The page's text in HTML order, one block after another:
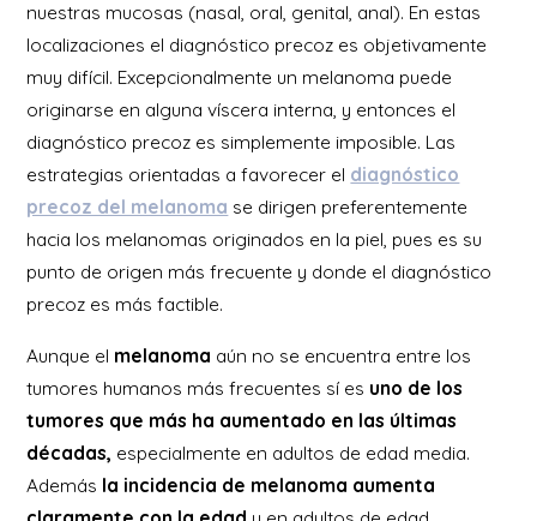
nuestras mucosas (nasal, oral, genital, anal). En estas
localizaciones el diagnóstico precoz es objetivamente
muy difícil. Excepcionalmente un melanoma puede
originarse en alguna víscera interna, y entonces el
diagnóstico precoz es simplemente imposible. Las
estrategias orientadas a favorecer el diagnóstico
precoz del melanoma se dirigen preferentemente
hacia los melanomas originados en la piel, pues es su
punto de origen más frecuente y donde el diagnóstico
precoz es más factible.
Aunque el melanoma aún no se encuentra entre los
tumores humanos más frecuentes sí es uno de los
tumores que más ha aumentado en las últimas
décadas, especialmente en adultos de edad media.
Además la incidencia de melanoma aumenta